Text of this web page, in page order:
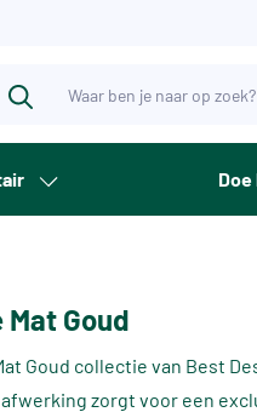
Mat Goud
Goud collectie van Best
zorgt voor een